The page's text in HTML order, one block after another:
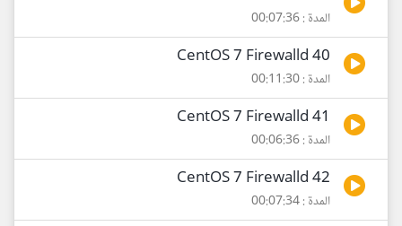
المدة : 00:07:36
40 CentOS 7 Firewalld
المدة : 00:11:30
41 CentOS 7 Firewalld
المدة : 00:06:36
42 CentOS 7 Firewalld
المدة : 00:07:34